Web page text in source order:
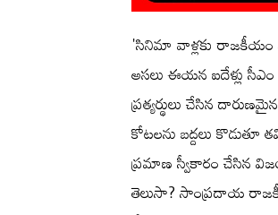
'సినిమా వాళ్లకు రాజకీయం
అసలు ఈయన ఐదేళ్లు
ప్రత్యర్థులు చేసిన
కోటలను బద్దలు కొడుతూ
ప్రమాణ స్వీకారం చేసిన
తెలుసా? సాంప్రదాయ